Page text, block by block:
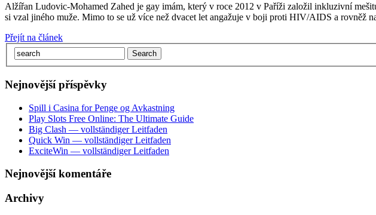
Alžířan Ludovic-Mohamed Zahed je gay imám, který v roce 2012 v Paříži založil inkluzivní
si vzal jiného muže. Mimo to se už více než dvacet let angažuje v boji proti HIV/AIDS a rovněž
Přejít na článek
Nejnovější příspěvky
Spill i Casina for Penge og Avkastning
Play Slots Free Online: The Ultimate Guide
Big Clash — vollständiger Leitfaden
Quick Win — vollständiger Leitfaden
ExciteWin — vollständiger Leitfaden
Nejnovější komentáře
Archivy